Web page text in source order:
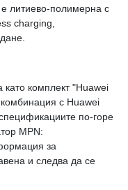
литиево-полимерна с
charging,
като комплект "Huawei
с Huawei
по-горе
MPN:
за
и следва да се